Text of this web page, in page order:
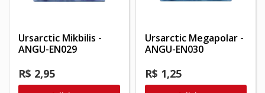
Ursarctic Mikbilis -
ANGU-EN029
R$ 2,95
Ursarctic Megapolar -
ANGU-EN030
R$ 1,25